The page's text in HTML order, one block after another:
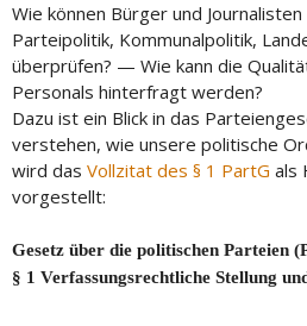
Wie können Bürger und
Parteipolitik, Kommunalpolitik,
überprüfen? — Wie kann die
Personals hinterfragt werden?
Dazu ist ein Blick in das
verstehen, wie unsere politische
wird das Vollzitat des § 1 PartG als
vorgestellt:
Gesetz über die politischen Parteien
§ 1 Verfassungsrechtliche Stellung